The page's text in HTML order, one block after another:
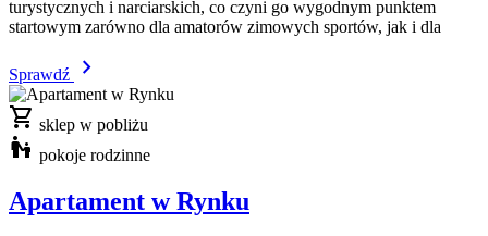
turystycznych i narciarskich, co czyni go wygodnym punktem
startowym zarówno dla amatorów zimowych sportów, jak i dla
Sprawdź
chevron_right
shopping_cart sklep w pobliżu
escalator_warning pokoje rodzinne
Apartament w Rynku